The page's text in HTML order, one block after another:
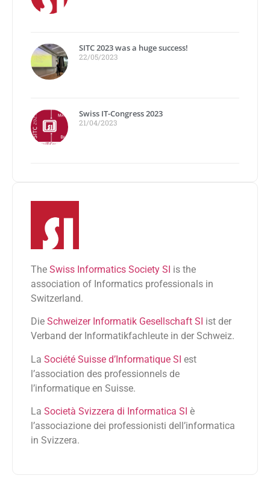
SITC 2023 was a huge success!
22/05/2023
Swiss IT-Congress 2023
21/04/2023
The Swiss Informatics Society SI is the
association of Informatics professionals in
Switzerland.
Die Schweizer Informatik Gesellschaft SI ist der
Verband der Informatikfachleute in der Schweiz.
La Société Suisse d’Informatique SI est
l’association des professionnels de
l’informatique en Suisse.
La Società Svizzera di Informatica SI è
l’associazione dei professionisti dell’informatica
in Svizzera.